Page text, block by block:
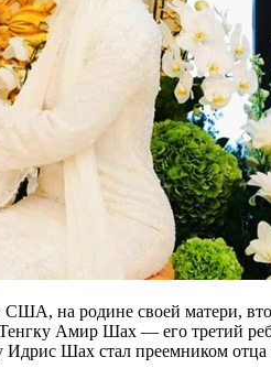
на родине своей матери,
Тенгку Амир Шах — его третий
Шах стал преемником отца